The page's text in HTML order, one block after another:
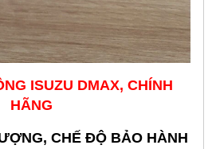
ISUZU DMAX, CHÍNH
HÃNG
CHẾ ĐỘ BẢO HÀNH